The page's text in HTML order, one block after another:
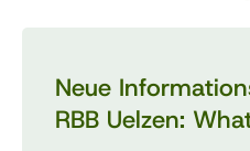
Neue
RBB Uelzen: